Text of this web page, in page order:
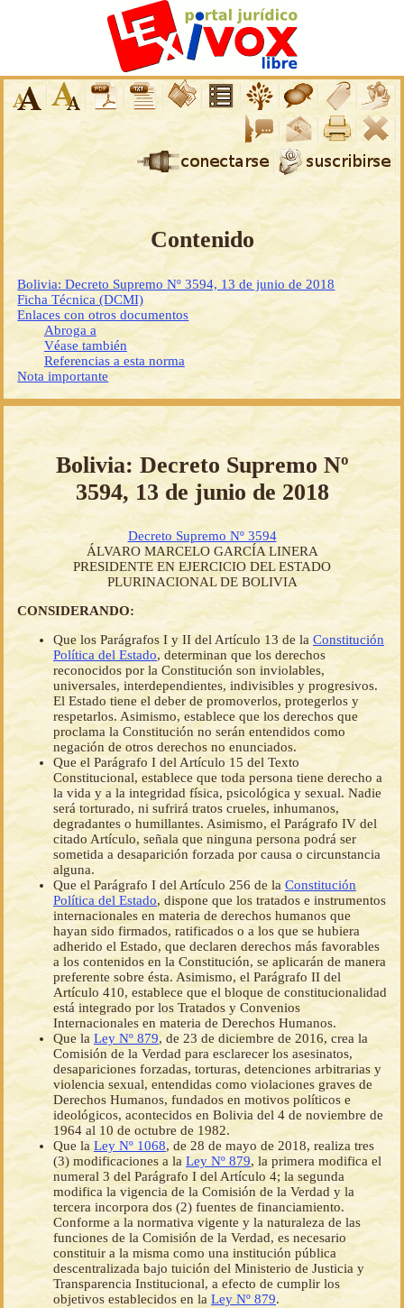
Contenido
Bolivia: Decreto Supremo Nº 3594, 13 de junio de 2018
Ficha Técnica (DCMI)
Enlaces con otros documentos
Abroga a
Véase también
Referencias a esta norma
Nota importante
Bolivia: Decreto Supremo Nº
3594, 13 de junio de 2018
Decreto Supremo Nº 3594
ÁLVARO MARCELO GARCÍA LINERA
PRESIDENTE EN EJERCICIO DEL ESTADO
PLURINACIONAL DE BOLIVIA
CONSIDERANDO:
Que los Parágrafos I y II del Artículo 13 de la Constitución
Política del Estado, determinan que los derechos
reconocidos por la Constitución son inviolables,
universales, interdependientes, indivisibles y progresivos.
El Estado tiene el deber de promoverlos, protegerlos y
respetarlos. Asimismo, establece que los derechos que
proclama la Constitución no serán entendidos como
negación de otros derechos no enunciados.
Que el Parágrafo I del Artículo 15 del Texto
Constitucional, establece que toda persona tiene derecho a
la vida y a la integridad física, psicológica y sexual. Nadie
será torturado, ni sufrirá tratos crueles, inhumanos,
degradantes o humillantes. Asimismo, el Parágrafo IV del
citado Artículo, señala que ninguna persona podrá ser
sometida a desaparición forzada por causa o circunstancia
alguna.
Que el Parágrafo I del Artículo 256 de la Constitución
Política del Estado, dispone que los tratados e instrumentos
internacionales en materia de derechos humanos que
hayan sido firmados, ratificados o a los que se hubiera
adherido el Estado, que declaren derechos más favorables
a los contenidos en la Constitución, se aplicarán de manera
preferente sobre ésta. Asimismo, el Parágrafo II del
Artículo 410, establece que el bloque de constitucionalidad
está integrado por los Tratados y Convenios
Internacionales en materia de Derechos Humanos.
Que la Ley Nº 879, de 23 de diciembre de 2016, crea la
Comisión de la Verdad para esclarecer los asesinatos,
desapariciones forzadas, torturas, detenciones arbitrarias y
violencia sexual, entendidas como violaciones graves de
Derechos Humanos, fundados en motivos políticos e
ideológicos, acontecidos en Bolivia del 4 de noviembre de
1964 al 10 de octubre de 1982.
Que la Ley Nº 1068, de 28 de mayo de 2018, realiza tres
(3) modificaciones a la Ley Nº 879, la primera modifica el
numeral 3 del Parágrafo I del Artículo 4; la segunda
modifica la vigencia de la Comisión de la Verdad y la
tercera incorpora dos (2) fuentes de financiamiento.
Conforme a la normativa vigente y la naturaleza de las
funciones de la Comisión de la Verdad, es necesario
constituir a la misma como una institución pública
descentralizada bajo tuición del Ministerio de Justicia y
Transparencia Institucional, a efecto de cumplir los
objetivos establecidos en la Ley Nº 879.